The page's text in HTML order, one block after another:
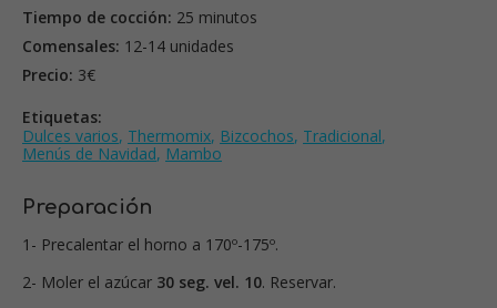
Tiempo de cocción: 25 minutos
Comensales: 12-14 unidades
Precio: 3€
Etiquetas:
Dulces varios, Thermomix, Bizcochos, Tradicional,
Menús de Navidad, Mambo
Preparación
1- Precalentar el horno a 170º-175º.
2- Moler el azúcar 30 seg. vel. 10. Reservar.